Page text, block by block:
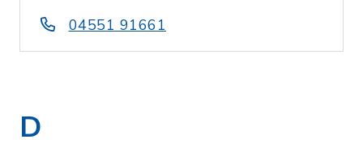
04551 91661
D